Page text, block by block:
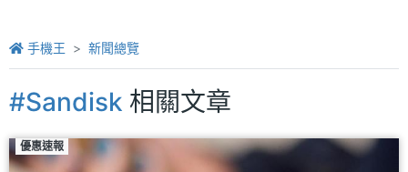
手機王 新聞總覽
#Sandisk 相關文章
優惠速報